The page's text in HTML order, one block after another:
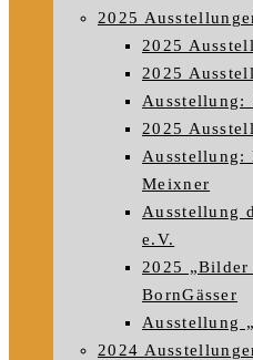
2025
2025
2025
Ausstellung:
2025
Ausstellung:
Meixner
Ausstellung
e.V.
2025 „Bilder
BornGässer
Ausstellung
2024